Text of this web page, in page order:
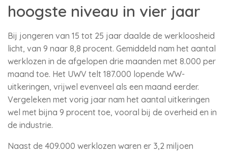
hoogste niveau in vier jaar
Bij jongeren van 15 tot 25 jaar daalde de werkloosheid
licht, van 9 naar 8,8 procent. Gemiddeld nam het aantal
werklozen in de afgelopen drie maanden met 8.000 per
maand toe. Het UWV telt 187.000 lopende WW-
uitkeringen, vrijwel evenveel als een maand eerder.
Vergeleken met vorig jaar nam het aantal uitkeringen
wel met bijna 9 procent toe, vooral bij de overheid en in
de industrie.
Naast de 409.000 werklozen waren er 3,2 miljoen